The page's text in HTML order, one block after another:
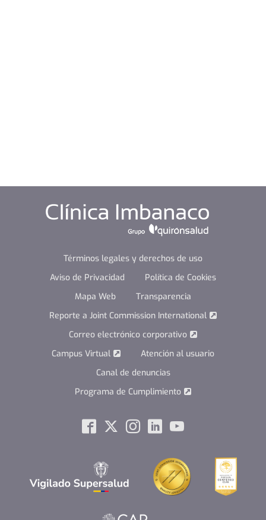
Términos legales y derechos de uso
Aviso de Privacidad
Política de Cookies
Mapa Web
Transparencia
Reporte a Joint Commission International
Correo electrónico corporativo
Campus Virtual
Atención al usuario
Canal de denuncias
Programa de Cumplimiento